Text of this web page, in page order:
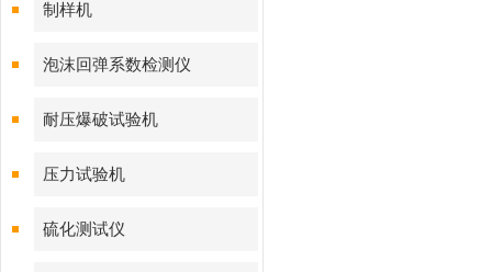
制样机
泡沫回弹系数检测仪
耐压爆破试验机
压力试验机
硫化测试仪